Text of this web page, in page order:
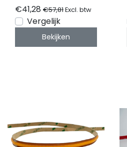
CRI90 - 5 meter
€41,28 €57,81Excl. btw
Vergelijk
Bekijken